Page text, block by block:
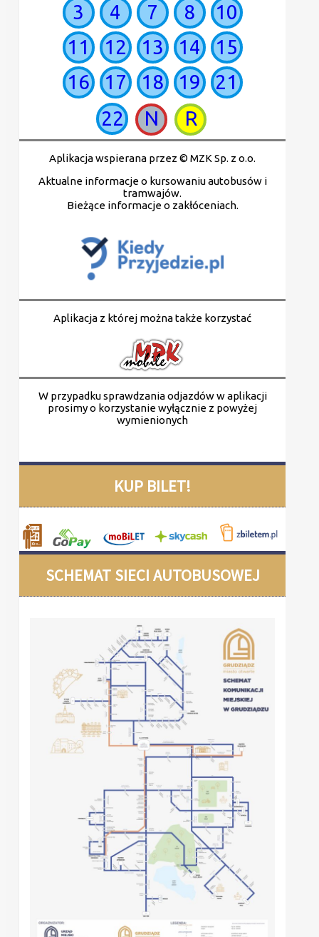
3 4 7 8
10
11
12 13 14
15
16
17 18 19
21
22
N R
Aplikacja wspierana przez © MZK Sp. z o.o.
Aktualne informacje o kursowaniu autobusów i
tramwajów.
Bieżące informacje o zakłóceniach.
Aplikacja z której można także korzystać
W przypadku sprawdzania odjazdów w aplikacji
prosimy o korzystanie wyłącznie z powyżej
wymienionych
KUP BILET!
SCHEMAT SIECI AUTOBUSOWEJ